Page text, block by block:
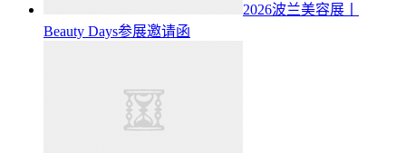
2026波兰美容展丨
Beauty Days参展邀请函